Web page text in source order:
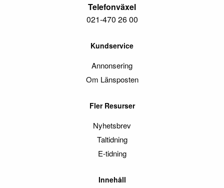
Telefonväxel
021-470 26 00
Kundservice
Annonsering
Om Länsposten
Fler Resurser
Nyhetsbrev
Taltidning
E-tidning
Innehåll